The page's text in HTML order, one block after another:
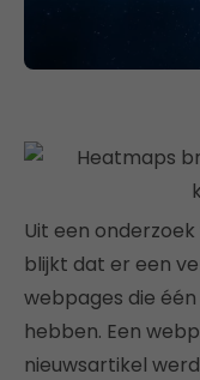
Uit een
blijkt dat er een
webpages die
hebben. Een
nieuwsartikel